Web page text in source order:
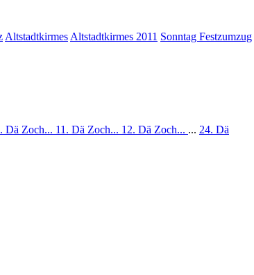
Altstadtkirmes Altstadtkirmes 2011 Sonntag Festzumzug
Dä Zoch... 11. Dä Zoch... 12. Dä Zoch... ... 24. Dä